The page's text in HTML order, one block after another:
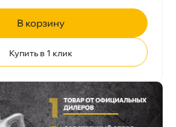
корзину
Купить в 1 клик